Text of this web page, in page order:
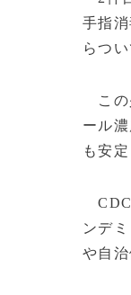
手指
らつ
この
ール
も安
CDC
ンデ
や自